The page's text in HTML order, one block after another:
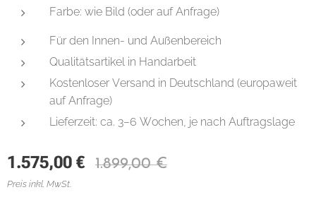
Farbe: wie Bild (oder auf Anfrage)
Für den Innen- und Außenbereich
Qualitätsartikel in Handarbeit
Kostenloser Versand in Deutschland (europaweit
auf Anfrage)
Lieferzeit: ca. 3–6 Wochen, je nach Auftragslage
1.575,00 € 1.899,00€
Preis inkl. MwSt.